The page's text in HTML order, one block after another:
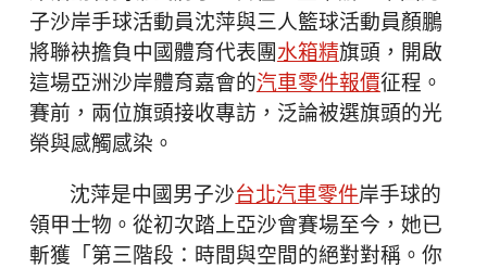
子沙岸手球活動員沈萍與三人籃球活動員顏鵬
將聯袂擔負中國體育代表團水箱精旗頭，開啟
這場亞洲沙岸體育嘉會的汽車零件報價征程。
賽前，兩位旗頭接收專訪，泛論被選旗頭的光
榮與感觸感染。
沈萍是中國男子沙台北汽車零件岸手球的
領甲士物。從初次踏上亞沙會賽場至今，她已
斬獲「第三階段：時間與空間的絕對對稱。你